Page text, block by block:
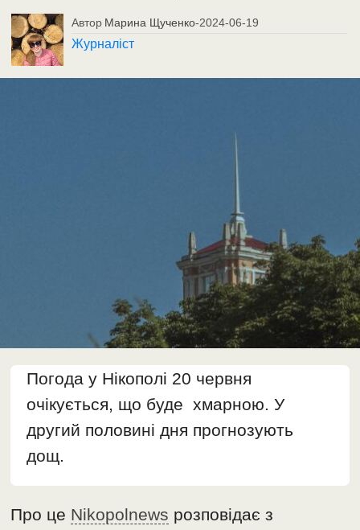
Автор Марина Щученко-2024-06-19
Журналіст
Погода у Нікополі 20 червня
очікується, що буде хмарною. У
другий половині дня прогнозують
дощ.
Про це Nikopolnews розповідає з